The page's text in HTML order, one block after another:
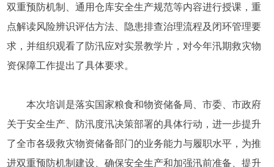
双重预防机制、通用仓库安全生产规范等内容进行授课，重
点解读风险辨识评估方法、隐患排查治理流程及闭环管理要
求，并组织观看了防汛应对实景教学片，对今年汛期救灾物
资保障工作提出了具体要求。
本次培训是落实国家粮食和物资储备局、市委、市政府
关于安全生产、防汛度汛决策部署的具体行动，进一步提升
了全市各级救灾物资储备部门的业务能力与履职水平，为推
进双重预防机制建设、确保安全生产和加强汛前准备、提升